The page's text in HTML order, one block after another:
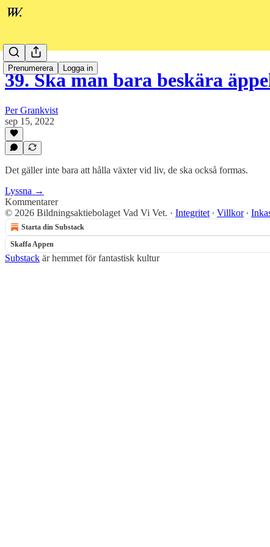
Prenumerera Logga in
39. Ska man bara beskära
Per Grankvist
sep 15, 2022
Det gäller inte bara att hålla växter vid liv, de ska också formas.
Lyssna →
Kommentarer
© 2026 Bildningsaktiebolaget Vad Vi Vet. · Integritet ∙ Villkor∙
Starta din Substack
Skaffa Appen
Substack är hemmet för fantastisk kultur